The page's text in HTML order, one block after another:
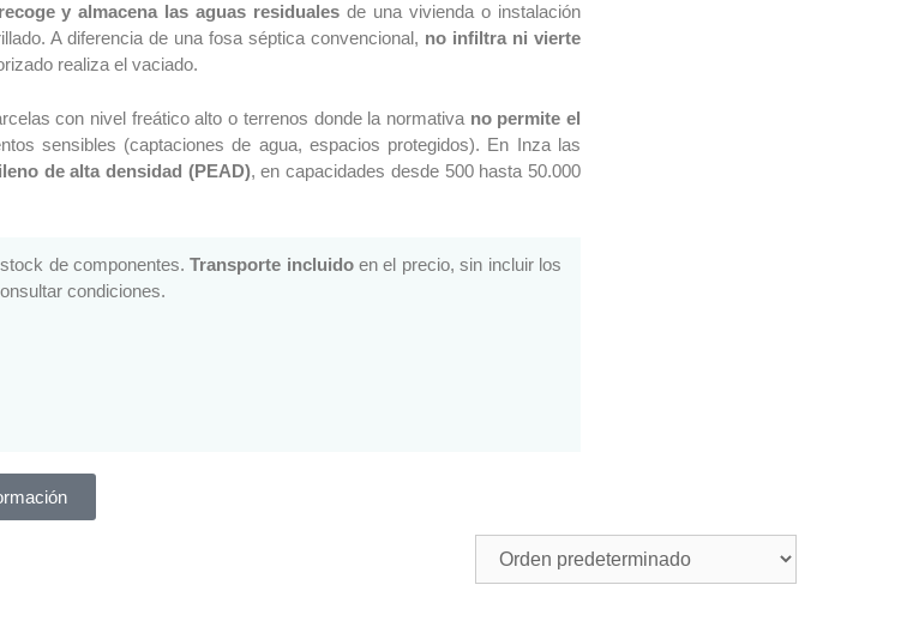
recoge y almacena las aguas residuales de una vivienda o instalación
A diferencia de una fosa séptica convencional, no infiltra ni vierte
realiza el vaciado.
con nivel freático alto o terrenos donde la normativa no permite el
sensibles (captaciones de agua, espacios protegidos). En Inza las
de alta densidad (PEAD), en capacidades desde 500 hasta 50.000
de componentes.Transporte incluidoen el precio, sin incluir los
condiciones.